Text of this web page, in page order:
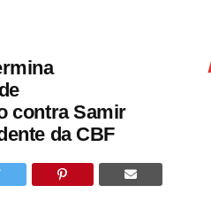
contra Samir
da CBF